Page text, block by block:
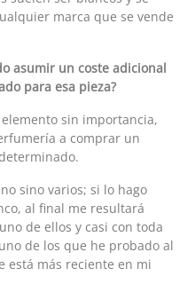
marca que se vende
asumir un coste adicional
para esa pieza?
sin importancia,
a comprar un
sino varios; si lo hago
al final me resultará
de ellos y casi con toda
de los que he probado al
está más reciente en mi